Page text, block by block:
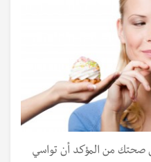
صحتك من المؤكد أن تواسي